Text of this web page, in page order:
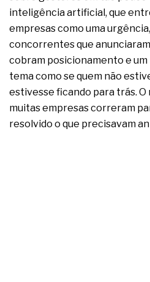
inteligência artificial, que
empresas como uma
concorrentes que
cobram posicionamento e
tema como se quem não
estivesse ficando para trás. O
muitas empresas correram
resolvido o que precisavam